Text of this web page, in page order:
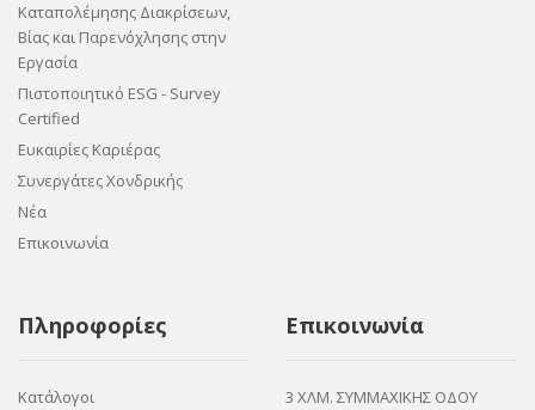
Καταπολέμησης Διακρίσεων,
Βίας και Παρενόχλησης στην
Εργασία
Πιστοποιητικό ESG - Survey
Certified
Ευκαιρίες Καριέρας
Συνεργάτες Χονδρικής
Νέα
Επικοινωνία
Πληροφορίες
Κατάλογοι
Επικοινωνία
3 ΧΛΜ. ΣΥΜΜΑΧΙΚΗΣ ΟΔΟΥ